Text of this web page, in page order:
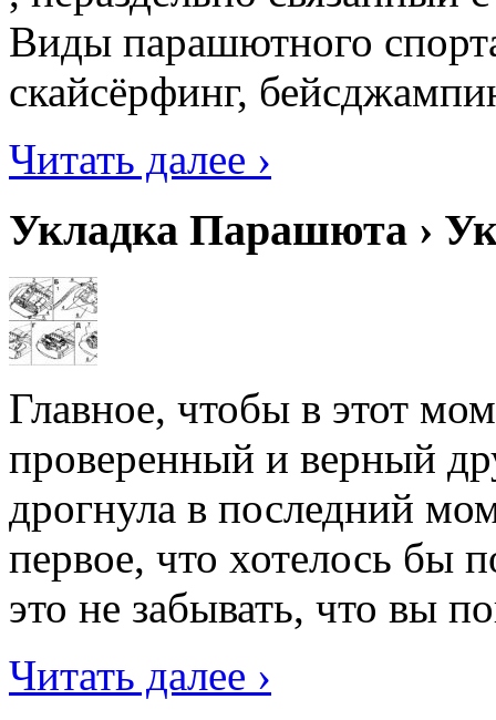
Виды парашютного
скайсёрфинг,
Читать далее ›
Укладка Парашюта ›
Главное, чтобы в этот
проверенный и верный
дрогнула в последний
первое, что хотелось бы
это не забывать, что вы
Читать далее ›